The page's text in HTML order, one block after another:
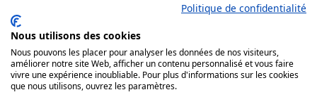
Durée restante, prochaine échéance triennale,
conditions de renouvellement.
Loyer, indexation, charges récupérables, taxe
foncière, travaux.
Clause de solidarité, dépôt de garantie, clause
Politique de confidentialité
Nous utilisons des cookies
Nous pouvons les placer pour analyser les données de nos visiteurs,
améliorer notre site Web, afficher un contenu personnalisé et vous faire
vivre une expérience inoubliable. Pour plus d'informations sur les cookies
que nous utilisons, ouvrez les paramètres.